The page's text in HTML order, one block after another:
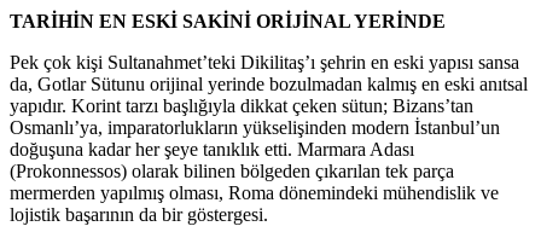
TARİHİN EN ESKİ SAKİNİ ORİJİNAL YERİNDE
Pek çok kişi Sultanahmet’teki Dikilitaş’ı şehrin en eski yapısı sansa
da, Gotlar Sütunu orijinal yerinde bozulmadan kalmış en eski anıtsal
yapıdır. Korint tarzı başlığıyla dikkat çeken sütun; Bizans’tan
Osmanlı’ya, imparatorlukların yükselişinden modern İstanbul’un
doğuşuna kadar her şeye tanıklık etti. Marmara Adası
(Prokonnessos) olarak bilinen bölgeden çıkarılan tek parça
mermerden yapılmış olması, Roma dönemindeki mühendislik ve
lojistik başarının da bir göstergesi.